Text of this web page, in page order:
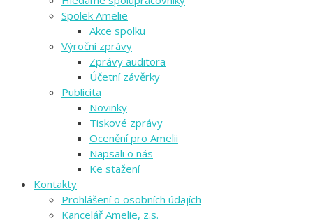
Spolek Amelie
Akce spolku
Výroční zprávy
Zprávy auditora
Účetní závěrky
Publicita
Novinky
Tiskové zprávy
Ocenění pro Amelii
Napsali o nás
Ke stažení
Kontakty
Prohlášení o osobních údajích
Kancelář Amelie, z.s.